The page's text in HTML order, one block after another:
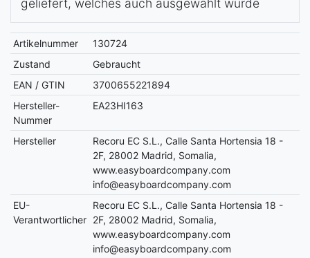
geliefert, welches auch ausgewählt wurde
Artikelnummer
130724
Zustand
Gebraucht
EAN / GTIN
3700655221894
Hersteller-
Nummer
EA23HI163
Hersteller
Recoru EC S.L., Calle Santa Hortensia 18 -
2F, 28002 Madrid, Somalia,
www.easyboardcompany.com
info@easyboardcompany.com
EU-
Verantwortlicher
Recoru EC S.L., Calle Santa Hortensia 18 -
2F, 28002 Madrid, Somalia,
www.easyboardcompany.com
info@easyboardcompany.com